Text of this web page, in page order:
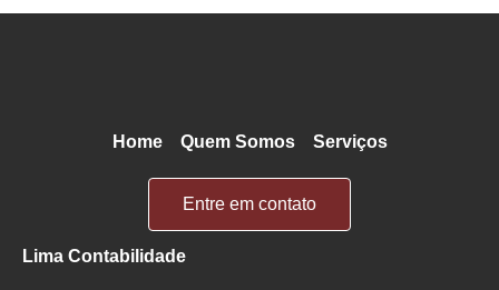
Home Quem Somos Serviços
Entre em contato
Lima Contabilidade